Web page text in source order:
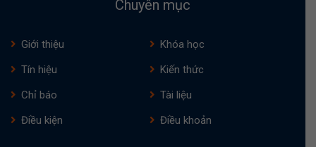
Chuyên mục
Giới thiệu
Khóa học
Tín hiệu
Kiến thức
Chỉ báo
Tài liệu
Điều kiện
Điều khoản